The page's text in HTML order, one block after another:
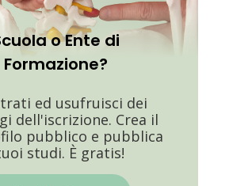
o Ente di
Formazione?
ed usufruisci dei
dell'iscrizione. Crea il
pubblico e pubblica
studi. È gratis!